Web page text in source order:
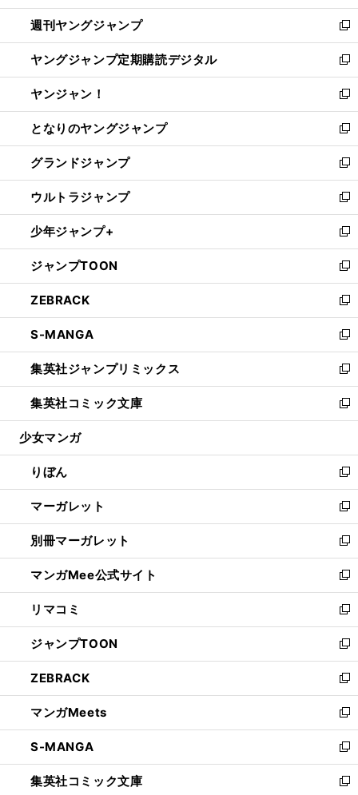
開
く
ウ
で
開
く
ン
ド
ウ
で
開
く
ウ
ィ
ン
ド
ウ
で
開
く
週刊ヤングジャンプ
新
し
い
ウ
ィ
ン
ド
ウ
で
開
く
ヤングジャンプ定期購読デジタル
新
し
い
ウ
ィ
ン
ド
ウ
で
開
く
ヤンジャン！
新
し
い
ウ
ィ
ン
ド
ウ
で
開
く
となりのヤングジャンプ
新
し
い
ウ
ィ
ン
ド
ウ
で
開
く
グランドジャンプ
新
し
い
ウ
ィ
ン
ド
ウ
で
開
く
ウルトラジャンプ
新
し
い
ウ
ィ
ン
ド
ウ
で
開
く
少年ジャンプ+
新
し
い
ウ
ィ
ン
ド
ウ
で
開
く
ジャンプTOON
新
し
い
ウ
ィ
ン
ド
ウ
で
開
ZEBRACK
新
し
い
ウ
ィ
ン
ド
ウ
開
く
S-MANGA
新
し
い
ウ
ィ
ン
ウ
で
開
く
集英社ジャンプリミックス
新
し
い
ウ
ン
ド
ウ
で
開
く
集英社コミック文庫
新
し
ウ
ィ
ン
ド
ウ
で
開
く
少女マンガ
りぼん
新
し
い
ウ
ィ
ン
ド
ウ
で
開
く
マーガレット
新
し
い
ウ
ィ
ン
ド
ウ
で
開
く
別冊マーガレット
新
し
い
ウ
ィ
ン
ド
ウ
で
開
く
マンガMee公式サイト
新
し
い
ウ
ィ
ン
ド
ウ
で
開
く
リマコミ
新
し
い
ウ
ィ
ン
ド
ウ
で
開
く
ジャンプTOON
新
し
い
ウ
ィ
ン
ド
ウ
で
ZEBRACK
新
し
い
ウ
ィ
ン
ド
マンガMeets
新
し
い
ウ
ィ
S-MANGA
新
し
い
集英社コミック文庫
新